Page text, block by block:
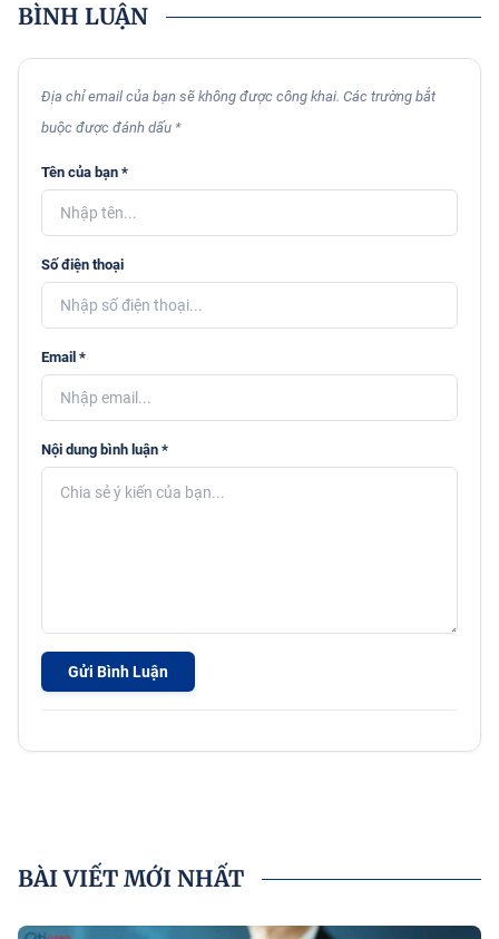
BÌNH LUẬN
Địa chỉ email của bạn sẽ không được công khai. Các trường bắt
buộc được đánh dấu *
Tên của bạn *
Số điện thoại
Email *
Nội dung bình luận *
Gửi Bình Luận
BÀI VIẾT MỚI NHẤT